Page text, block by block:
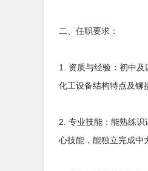
二、任职要求：
1. 资质与经验：初中
化工设备结构特点及铆
2. 专业技能：能熟练
心技能，能独立完成中